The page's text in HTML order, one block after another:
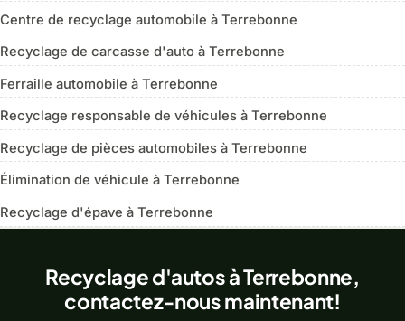
Centre de recyclage automobile à Terrebonne
Recyclage de carcasse d'auto à Terrebonne
Ferraille automobile à Terrebonne
Recyclage responsable de véhicules à Terrebonne
Recyclage de pièces automobiles à Terrebonne
Élimination de véhicule à Terrebonne
Recyclage d'épave à Terrebonne
Recyclage d'autos à Terrebonne,
contactez-nous maintenant!